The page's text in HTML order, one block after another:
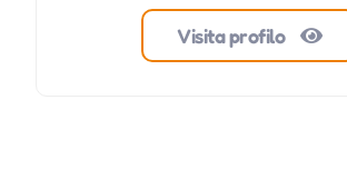
Visita profilo